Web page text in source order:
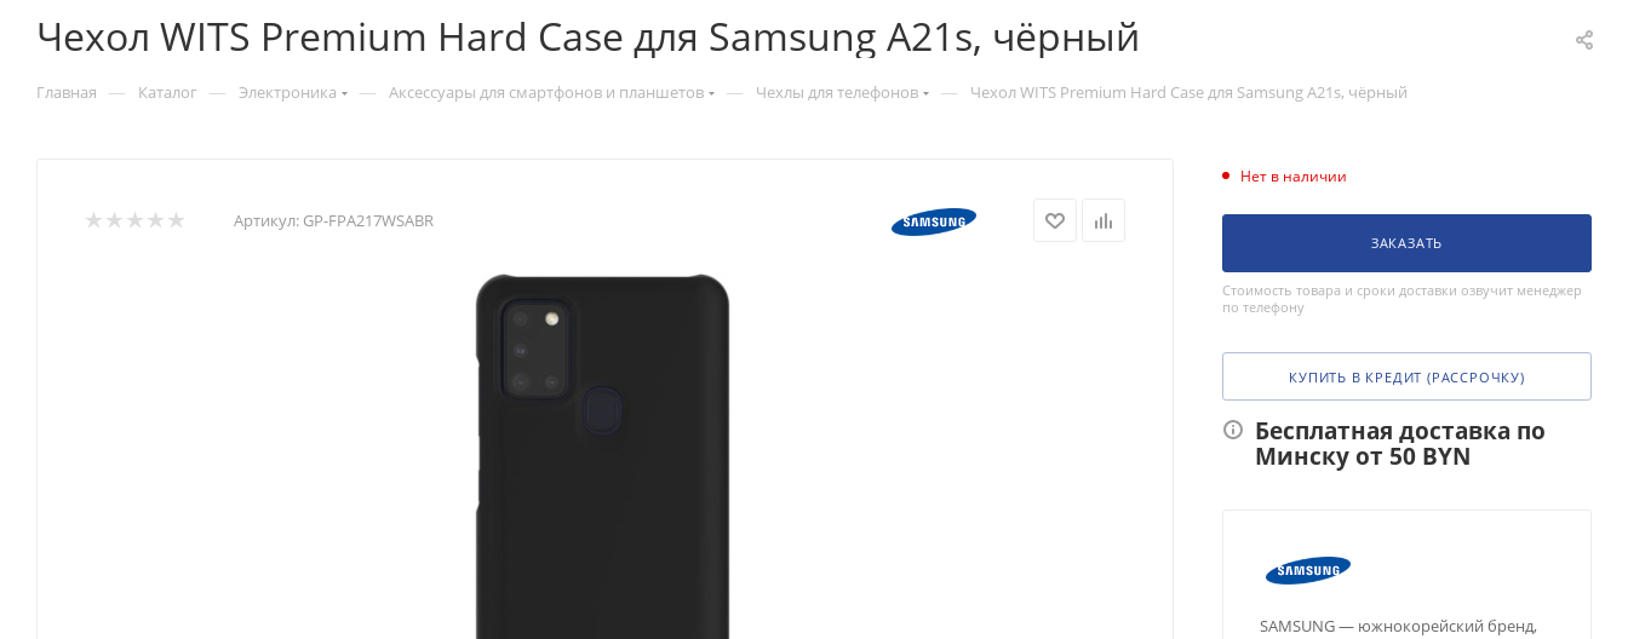
Чехол WITS Premium Hard Case для Samsung A21s, чёрный
Главная — Каталог — Электроника — Аксессуары для смартфонов и планшетов — Чехлы для телефонов — Чехол WITS Premium Hard Case для Samsung A21s, чёрный
Артикул: GP-FPA217WSABR
Нет в наличии
ЗАКАЗАТЬ
Стоимость товара и сроки доставки озвучит менеджер
по телефону
КУПИТЬ В КРЕДИТ (РАССРОЧКУ)
Бесплатная доставка по
Минску от 50 BYN
SAMSUNG — южнокорейский бренд,